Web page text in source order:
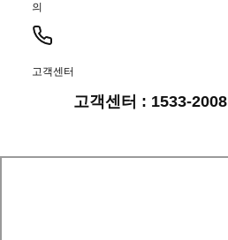
의
고객센터
고객센터 : 1533-2008